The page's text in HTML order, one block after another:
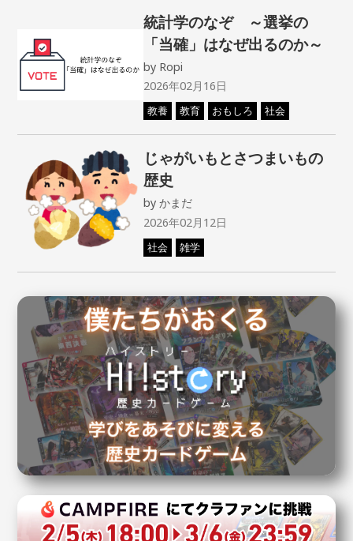
統計学のなぞ ～選挙の
「当確」はなぜ出るのか～
by Ropi
2026年02月16日
教養 教育 おもしろ 社会
じゃがいもとさつまいもの
歴史
byかまだ
2026年02月12日
社会 雑学